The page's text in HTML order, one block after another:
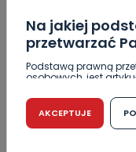
Na jakiej
przetwarzać
Podstawą prawną
osobowych, jest
r. w sprawie ochrony
przetwarzaniem
swobodnego
dyrektywy 95/46/WE
AKCEPTUJE